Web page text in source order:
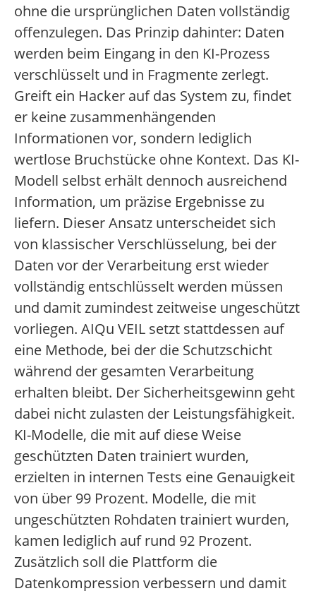
ohne die ursprünglichen Daten vollständig
offenzulegen. Das Prinzip dahinter: Daten
werden beim Eingang in den KI-Prozess
verschlüsselt und in Fragmente zerlegt.
Greift ein Hacker auf das System zu, findet
er keine zusammenhängenden
Informationen vor, sondern lediglich
wertlose Bruchstücke ohne Kontext. Das KI-
Modell selbst erhält dennoch ausreichend
Information, um präzise Ergebnisse zu
liefern. Dieser Ansatz unterscheidet sich
von klassischer Verschlüsselung, bei der
Daten vor der Verarbeitung erst wieder
vollständig entschlüsselt werden müssen
und damit zumindest zeitweise ungeschützt
vorliegen. AIQu VEIL setzt stattdessen auf
eine Methode, bei der die Schutzschicht
während der gesamten Verarbeitung
erhalten bleibt. Der Sicherheitsgewinn geht
dabei nicht zulasten der Leistungsfähigkeit.
KI-Modelle, die mit auf diese Weise
geschützten Daten trainiert wurden,
erzielten in internen Tests eine Genauigkeit
von über 99 Prozent. Modelle, die mit
ungeschützten Rohdaten trainiert wurden,
kamen lediglich auf rund 92 Prozent.
Zusätzlich soll die Plattform die
Datenkompression verbessern und damit